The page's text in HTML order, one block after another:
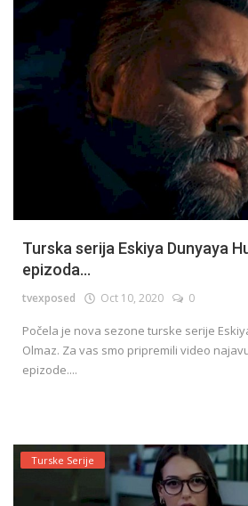
Turska serija Eskiya Dunyaya
epizoda...
tvexposed Oct 10, 2020 0
Počela je nova sezone turske serije
Olmaz. Za vas smo pripremili video
epizode....
Turske Serije